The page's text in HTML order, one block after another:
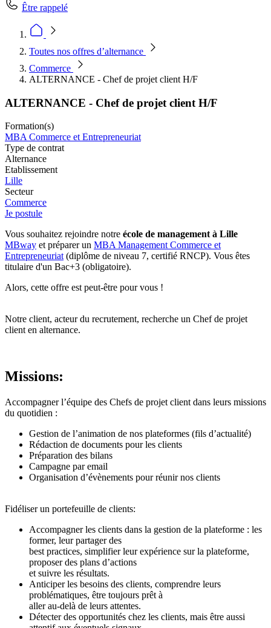
Être rappelé
Toutes nos offres d’alternance
Commerce
ALTERNANCE - Chef de projet client H/F
ALTERNANCE - Chef de projet client H/F
Formation(s)
MBA Commerce et Entrepreneuriat
Type de contrat
Alternance
Etablissement
Lille
Secteur
Commerce
Je postule
Vous souhaitez rejoindre notre école de management à Lille
MBway et préparer un MBA Management Commerce et
Entrepreneuriat(diplôme de niveau 7, certifié RNCP). Vous êtes
titulaire d'un Bac+3 (obligatoire).
Alors, cette offre est peut-être pour vous !
Notre client, acteur du recrutement, recherche un Chef de projet
client en alternance.
Missions:
Accompagner l’équipe des Chefs de projet client dans leurs missions
du quotidien :
Gestion de l’animation de nos plateformes (fils d’actualité)
Rédaction de documents pour les clients
Préparation des bilans
Campagne par email
Organisation d’évènements pour réunir nos clients
Fidéliser un portefeuille de clients:
Accompagner les clients dans la gestion de la plateforme : les
former, leur partager des
best practices, simplifier leur expérience sur la plateforme,
proposer des plans d’actions
et suivre les résultats.
Anticiper les besoins des clients, comprendre leurs
problématiques, être toujours prêt à
aller au-delà de leurs attentes.
Détecter des opportunités chez les clients, mais être aussi